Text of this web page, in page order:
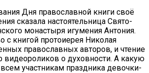
Дня православной книги своё
сказала настоятельница Свято-
монастыря игумения Антония.
с книгой протоиерея Николая
православных авторов, и чтение
видеороликов о духовности. А какую
участникам праздника девочки-